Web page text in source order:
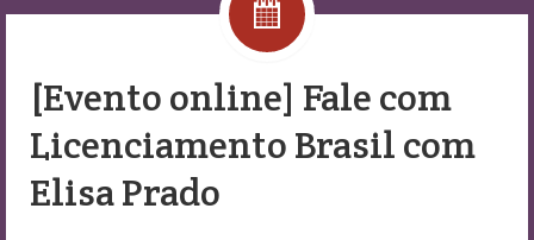
Biblioteca
Sobre
Contato
[Evento online] Fale com
Licenciamento Brasil com
Elisa Prado